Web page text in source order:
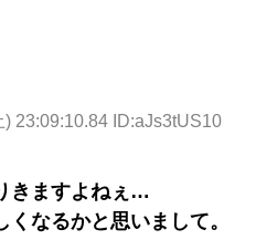
) 23:09:10.84 ID:aJs3tUS10
きますよねぇ…
なるかと思いまして。